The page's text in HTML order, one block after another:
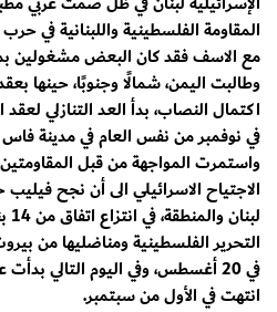
المقاومة الفلسطينية واللبنانية في
مع الاسف فقد كان البعض مشغولين
وطالبت اليمن، شمالًا وجنوبًا، حينها
اكتمال النصاب، بدأ العد التنازلي
في نوفمبر من نفس العام في مدينة
واستمرت المواجهة من قبل المقاومتين
الاجتياح الاسرائيلي الى أن نجح
التحرير الفلسطينية ومناضليها من
في 20 أغسطس، وفي اليوم التالي
انتهت في الأول من سبتمبر.